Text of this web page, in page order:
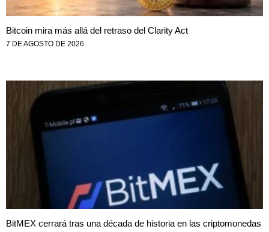
Bitcoin mira más allá del retraso del Clarity Act
7 DE AGOSTO DE 2026
BitMEX cerrará tras una década de historia en las criptomonedas